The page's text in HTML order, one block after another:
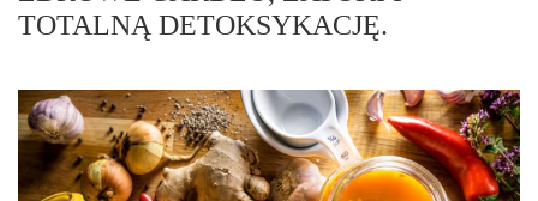
TOTALNĄ DETOKSYKACJĘ.